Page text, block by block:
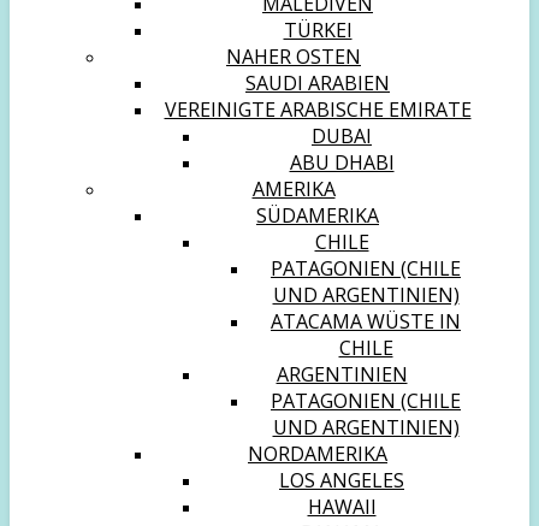
TÜRKEI
NAHER OSTEN
SAUDI ARABIEN
VEREINIGTE ARABISCHE EMIRATE
DUBAI
ABU DHABI
AMERIKA
SÜDAMERIKA
CHILE
PATAGONIEN (CHILE
UND ARGENTINIEN)
ATACAMA WÜSTE IN
CHILE
ARGENTINIEN
PATAGONIEN (CHILE
UND ARGENTINIEN)
NORDAMERIKA
LOS ANGELES
HAWAII